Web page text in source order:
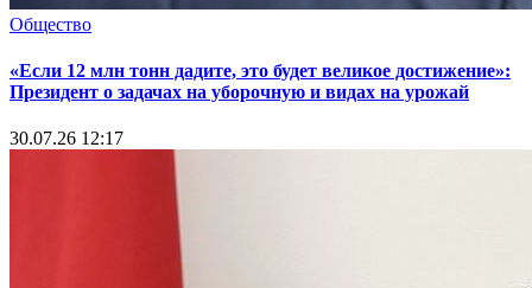
Общество
«Если 12 млн тонн дадите, это будет великое достижение»:
Президент о задачах на уборочную и видах на урожай
30.07.26 12:17